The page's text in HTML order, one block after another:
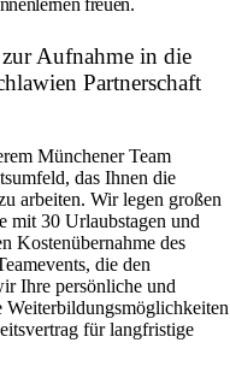
freuen.
Aufnahme in die
Partnerschaft
Münchener Team
das Ihnen die
arbeiten. Wir legen großen
mit 30 Urlaubstagen und
Kostenübernahme des
die den
Ihre persönliche und
für langfristige